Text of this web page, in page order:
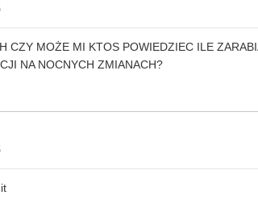
CZY MOŻE MI KTOS POWIEDZIEC ILE
NA NOCNYCH ZMIANACH?